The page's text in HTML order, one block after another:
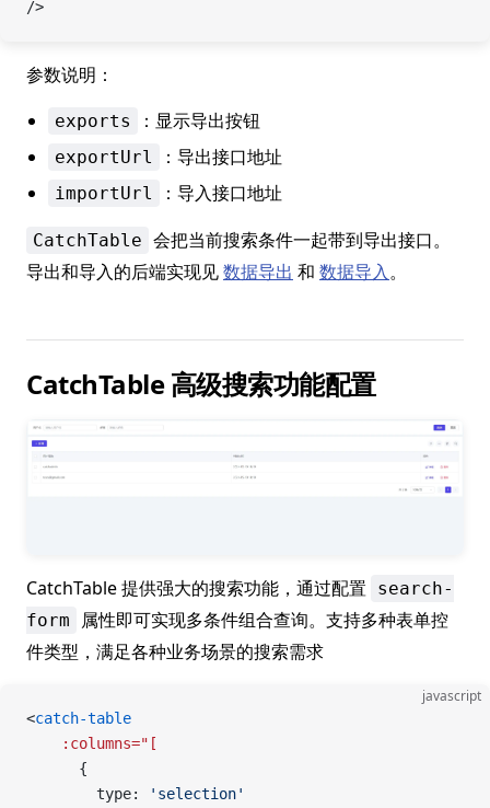
/>
参数说明：
exports ：显示导出按钮
exportUrl ：导出接口地址
importUrl ：导入接口地址
CatchTable 会把当前搜索条件一起带到导出接口。
导出和导入的后端实现见数据导出 和 数据导入。
CatchTable 高级搜索功能配置
CatchTable 提供强大的搜索功能，通过配置
search-
form
属性即可实现多条件组合查询。支持多种表单控
件类型，满足各种业务场景的搜索需求
javascript
<catch-table
    :columns="[
      {
        type:
'selection'